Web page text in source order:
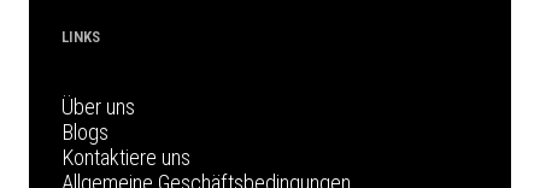
LINKS
Über uns
Blogs
Kontaktiere uns
Allgemeine Geschäftsbedingungen